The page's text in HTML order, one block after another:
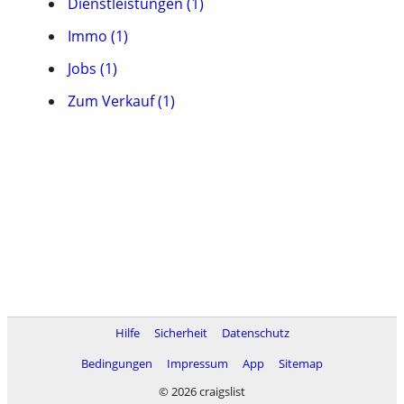
Immo (1)
Jobs (1)
Zum Verkauf (1)
Hilfe Sicherheit
Datenschutz
Bedingungen
Impressum App
Sitemap
© 2026 craigslist